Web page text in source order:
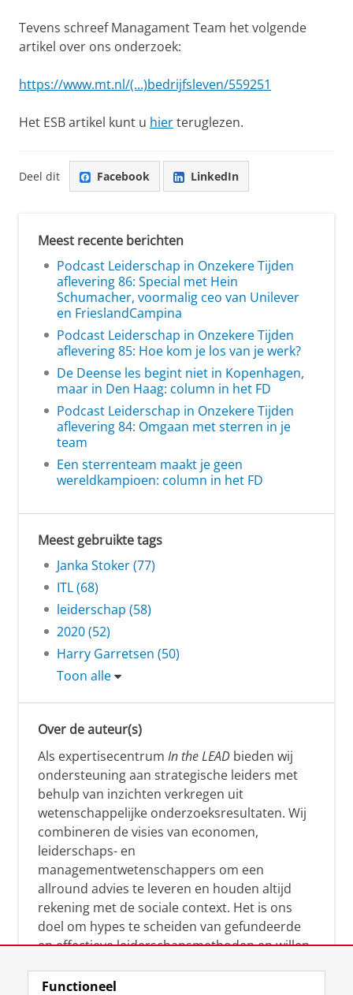
Tevens schreef Managament Team het volgende
artikel over ons onderzoek:
https://www.mt.nl/(...)bedrijfsleven/559251
Het ESB artikel kunt u hierteruglezen.
Deel dit Facebook LinkedIn
Meest recente berichten
Podcast Leiderschap in Onzekere Tijden
aflevering 86: Special met Hein
Schumacher, voormalig ceo van Unilever
en FrieslandCampina
Podcast Leiderschap in Onzekere Tijden
aflevering 85: Hoe kom je los van je werk?
De Deense les begint niet in Kopenhagen,
maar in Den Haag: column in het FD
Podcast Leiderschap in Onzekere Tijden
aflevering 84: Omgaan met sterren in je
team
Een sterrenteam maakt je geen
wereldkampioen: column in het FD
Meest gebruikte tags
Janka Stoker (77)
ITL (68)
leiderschap (58)
2020 (52)
Harry Garretsen (50)
Toon alle
Over de auteur(s)
Als expertisecentrum In the LEAD bieden wij
ondersteuning aan strategische leiders met
behulp van inzichten verkregen uit
wetenschappelijke onderzoeksresultaten. Wij
combineren de visies van economen,
leiderschaps- en
managementwetenschappers om een
allround advies te leveren en houden altijd
rekening met de sociale context. Het is ons
doel om hypes te scheiden van gefundeerde
en effectieve leiderschapsmethoden en willen
manier te reageren op economische en
Functioneel